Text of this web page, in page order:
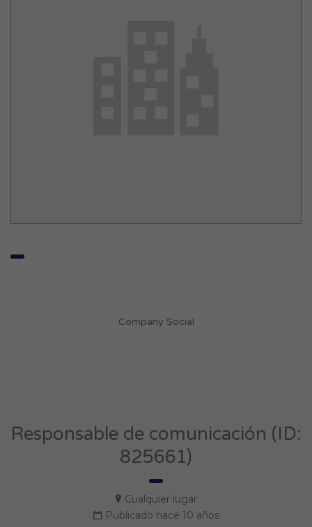
Company Social
Responsable de comunicación (ID:
825661)
Cualquier lugar
Publicado hace 10 años